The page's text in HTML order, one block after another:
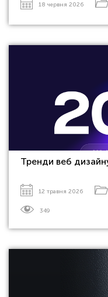
18 червня 2026
Тренди веб
12 травня 2026
349